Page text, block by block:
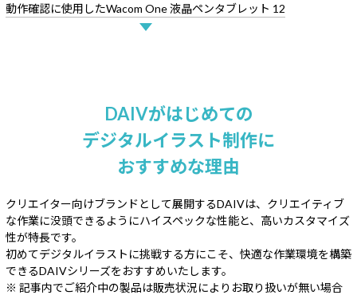
動作確認に使用したWacom One 液晶ペンタブレット 12
DAIVがはじめての
デジタルイラスト制作に
おすすめな理由
クリエイター向けブランドとして展開するDAIVは、クリエイティブ
な作業に没頭できるようにハイスペックな性能と、高いカスタマイズ
性が特長です。
初めてデジタルイラストに挑戦する方にこそ、快適な作業環境を構築
できるDAIVシリーズをおすすめいたします。
※ 記事内でご紹介中の製品は販売状況によりお取り扱いが無い場合